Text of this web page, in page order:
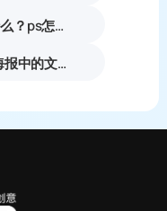
PS放大缩小快捷键是什么？ps怎么把图片拉大拉小？
AI高级修图 | 一键修改海报中的文字